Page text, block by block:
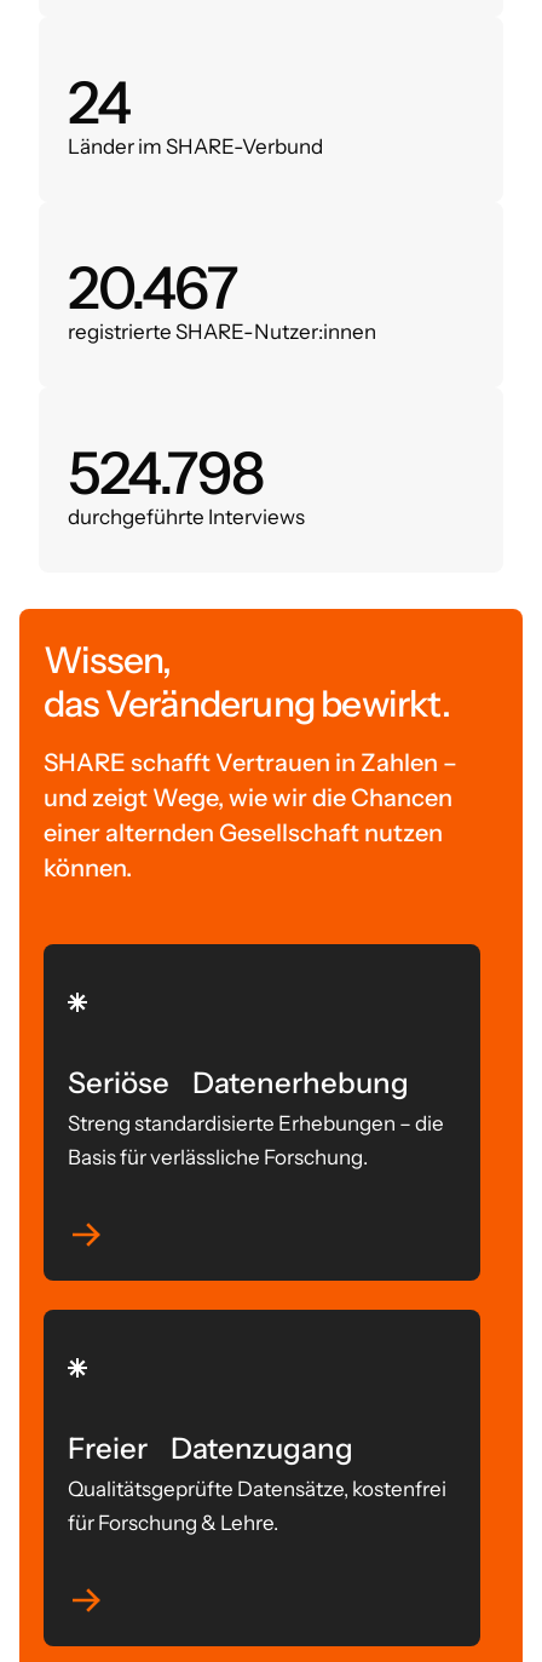
28
Länder im SHARE-Verbund
24.000
registrierte SHARE-Nutzer:innen
620.000
durchgeführte Interviews
Wissen,
das Veränderung bewirkt.
SHARE schafft Vertrauen in Zahlen –
und zeigt Wege, wie wir die Chancen
einer alternden Gesellschaft nutzen
können.
Seriöse Datenerhebung
Streng standardisierte Erhebungen – die
Basis für verlässliche Forschung.
Freier Datenzugang
Qualitätsgeprüfte Datensätze, kostenfrei
für Forschung & Lehre.